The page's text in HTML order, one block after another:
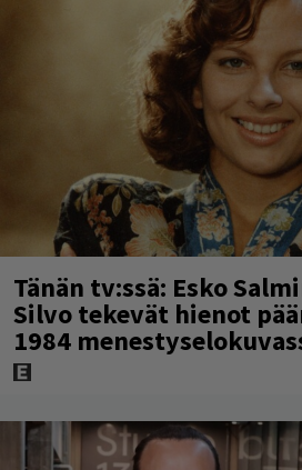
Tänän tv:ssä: Esko
Silvo tekevät hienot
1984